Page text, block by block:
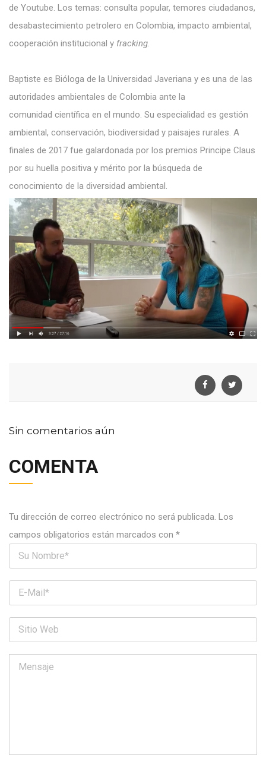
de Youtube. Los temas: consulta popular, temores ciudadanos,
desabastecimiento petrolero en Colombia, impacto ambiental,
cooperación institucional y fracking.
Baptiste es Bióloga de la Universidad Javeriana y es una de las
autoridades ambientales de Colombia ante la
comunidad científica en el mundo. Su especialidad es gestión
ambiental, conservación, biodiversidad y paisajes rurales. A
finales de 2017 fue galardonada por los premios Principe Claus
por su huella positiva y mérito por la búsqueda de
conocimiento de la diversidad ambiental.
Sin comentarios aún
COMENTA
Tu dirección de correo electrónico no será publicada. Los
campos obligatorios están marcados con *